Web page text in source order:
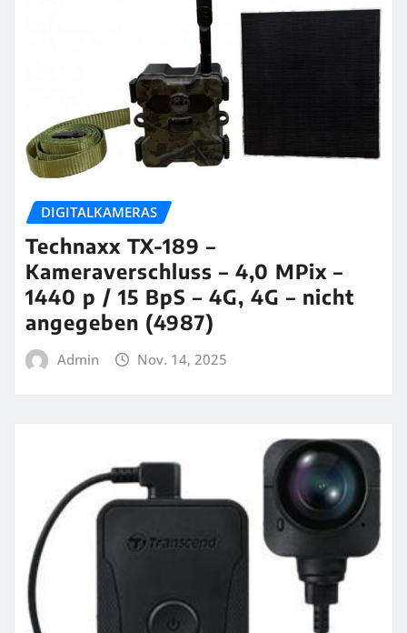
DIGITALKAMERAS
Technaxx TX-189 –
Kameraverschluss – 4,0 MPix –
1440 p / 15 BpS – 4G, 4G – nicht
angegeben (4987)
Admin Nov. 14, 2025